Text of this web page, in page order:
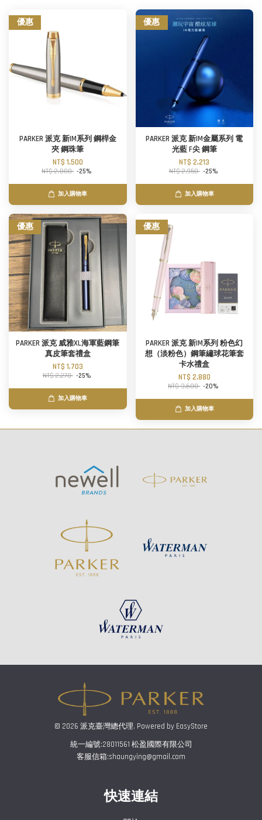
優惠
PARKER 派克 新IM系列 鋼桿金
夾 鋼珠筆
NT$ 1,500
NT$ 2,000 -25%
加入購物車
優惠
PARKER 派克 新IM金屬系列 電
光藍 F尖 鋼筆
NT$ 2,213
NT$ 2,950 -25%
加入購物車
優惠
PARKER 派克 威雅XL海軍藍鋼筆
真皮筆套禮盒
NT$ 1,703
NT$ 2,270 -25%
加入購物車
優惠
PARKER 派克 新IM系列 粉色幻
想（淡粉色）鋼筆繡球花筆套
卡水禮盒
NT$ 2,880
NT$ 3,600 -20%
加入購物車
© 2026 派克臺灣總代理. Powered by EasyStore
統一編號:28011561 松盈國際有限公司
客服信箱:shaungying@gmail.com
快速連結